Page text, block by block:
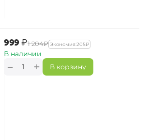
‍999‍₽‍1 204‍₽ Экономия:‍205‍₽
В наличии
+
− В корзину